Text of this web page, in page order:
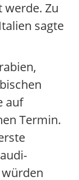
werde. Zu
sagte
auf
Termin.